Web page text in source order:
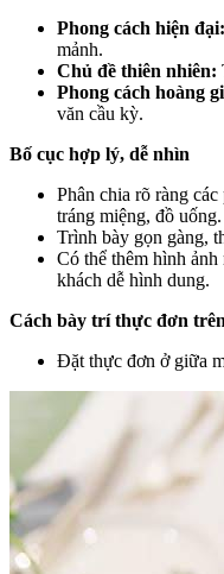
Phong cách hiện đại:
mảnh.
Chủ đề thiên nhiên:
Phong cách hoàng
văn cầu kỳ.
Bố cục hợp lý, dễ nhìn
Phân chia rõ ràng
tráng miệng, đồ uống.
Trình bày gọn gàng,
Có thể thêm hình
khách dễ hình dung.
Cách bày trí thực đơn
Đặt thực đơn ở giữa